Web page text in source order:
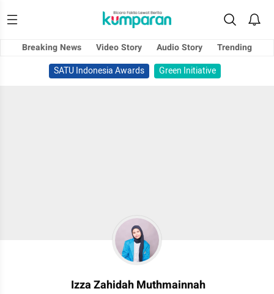
Breaking News Video Story Audio Story
Trending
SATU Indonesia Awards
Green Initiative
Izza Zahidah Muthmainnah